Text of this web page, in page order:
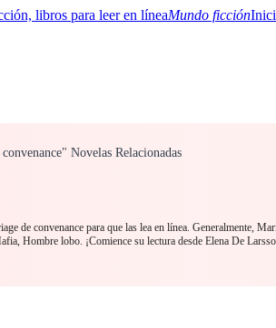
Mundo ficción
Novelas Relacionadas
de convenance para que las lea en línea. Generalmente,
Hombre lobo. ¡Comience su lectura desde Elena De